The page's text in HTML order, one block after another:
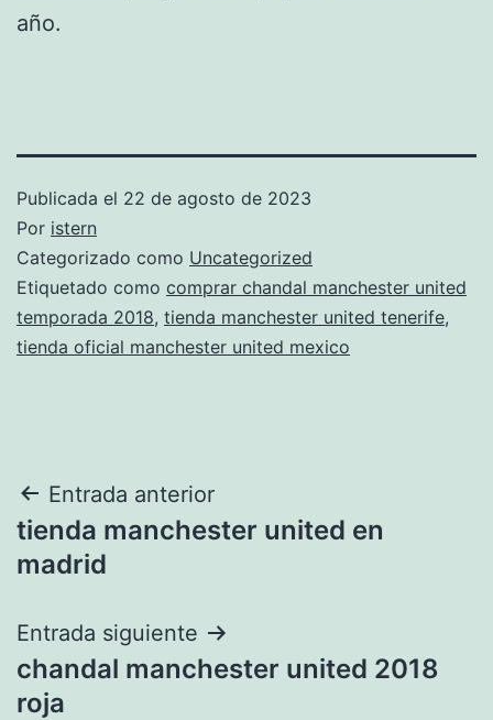
año.
Publicada el 22 de agosto de 2023
Por istern
Categorizado como Uncategorized
Etiquetado como comprar chandal manchester united
temporada 2018, tienda manchester united tenerife,
tienda oficial manchester united mexico
Navegación
de
Entrada anterior
tienda manchester united en
madrid
Entrada siguiente
chandal manchester united 2018
roja